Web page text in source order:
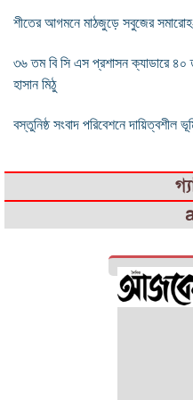
শীতের আগমনে মাঠজুড়ে সবুজের
৩৬ তম বি সি এস প্রশাসন ক্যাডারে ৪০
হাসান মিঠু
বস্তুনিষ্ঠ সংবাদ পরিবেশনে দায়িত্বশীল